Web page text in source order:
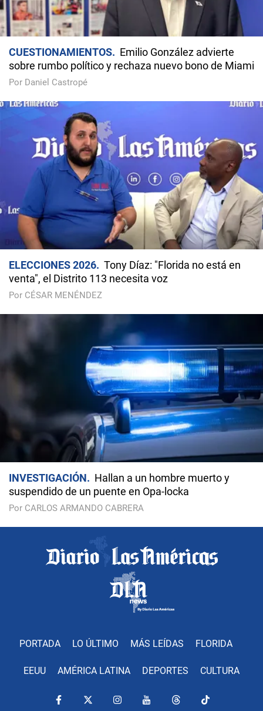
CUESTIONAMIENTOS
Emilio González advierte
sobre rumbo político y rechaza nuevo bono de Miami
Por Daniel Castropé
ELECCIONES 2026
Tony Díaz: "Florida no está en
venta", el Distrito 113 necesita voz
Por CÉSAR MENÉNDEZ
INVESTIGACIÓN
Hallan a un hombre muerto y
suspendido de un puente en Opa-locka
Por CARLOS ARMANDO CABRERA
PORTADA LO ÚLTIMO MÁS LEÍDAS FLORIDA
EEUU AMÉRICA LATINA DEPORTES CULTURA